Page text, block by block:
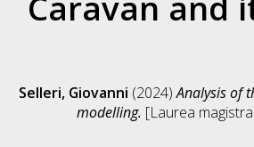
Selleri, Giovanni (2024)Analysis of
modelling. [Laurea